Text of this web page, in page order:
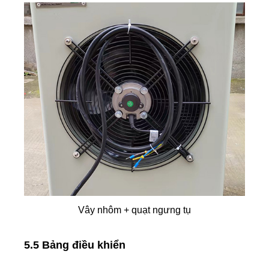
Vây nhôm + quạt ngưng tụ
5.5 Bảng điều khiển